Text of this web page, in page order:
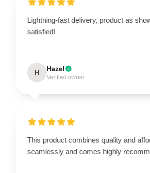
Lightning-fast delivery, product as
satisfied!
H Hazel
Verified owner
This product combines quality and
seamlessly and comes highly